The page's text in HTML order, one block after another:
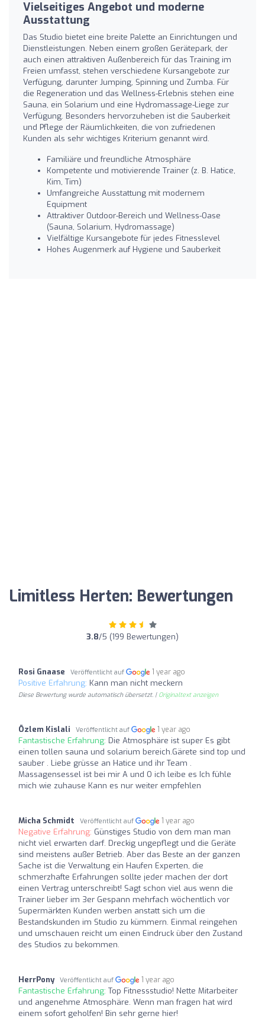
Vielseitiges Angebot und moderne
Ausstattung
Das Studio bietet eine breite Palette an Einrichtungen und
Dienstleistungen. Neben einem großen Gerätepark, der
auch einen attraktiven Außenbereich für das Training im
Freien umfasst, stehen verschiedene Kursangebote zur
Verfügung, darunter Jumping, Spinning und Zumba. Für
die Regeneration und das Wellness-Erlebnis stehen eine
Sauna, ein Solarium und eine Hydromassage-Liege zur
Verfügung. Besonders hervorzuheben ist die Sauberkeit
und Pflege der Räumlichkeiten, die von zufriedenen
Kunden als sehr wichtiges Kriterium genannt wird.
Familiäre und freundliche Atmosphäre
Kompetente und motivierende Trainer (z. B. Hatice,
Kim, Tim)
Umfangreiche Ausstattung mit modernem
Equipment
Attraktiver Outdoor-Bereich und Wellness-Oase
(Sauna, Solarium, Hydromassage)
Vielfältige Kursangebote für jedes Fitnesslevel
Hohes Augenmerk auf Hygiene und Sauberkeit
Limitless Herten: Bewertungen
3.8/5 (199 Bewertungen)
Rosi Gnaase Veröffentlicht auf 1 year ago
Positive Erfahrung: Kann man nicht meckern
Diese Bewertung wurde automatisch übersetzt. | Originaltext anzeigen
Özlem Kislali Veröffentlicht auf 1 year ago
Fantastische Erfahrung: Die Atmosphäre ist super Es gibt
einen tollen sauna und solarium bereich.Gärete sind top und
sauber . Liebe grüsse an Hatice und ihr Team .
Massagensessel ist bei mir A und O ich leibe es Ich fühle
mich wie zuhause Kann es nur weiter empfehlen
Micha Schmidt Veröffentlicht auf 1 year ago
Negative Erfahrung: Günstiges Studio von dem man man
nicht viel erwarten darf. Dreckig ungepflegt und die Geräte
sind meistens außer Betrieb. Aber das Beste an der ganzen
Sache ist die Verwaltung ein Haufen Experten, die
schmerzhafte Erfahrungen sollte jeder machen der dort
einen Vertrag unterschreibt! Sagt schon viel aus wenn die
Trainer lieber im 3er Gespann mehrfach wöchentlich vor
Supermärkten Kunden werben anstatt sich um die
Bestandskunden im Studio zu kümmern. Einmal reingehen
und umschauen reicht um einen Eindruck über den Zustand
des Studios zu bekommen.
HerrPony Veröffentlicht auf 1 year ago
Fantastische Erfahrung: Top Fitnessstudio! Nette Mitarbeiter
und angenehme Atmosphäre. Wenn man fragen hat wird
einem sofort geholfen! Bin sehr gerne hier!